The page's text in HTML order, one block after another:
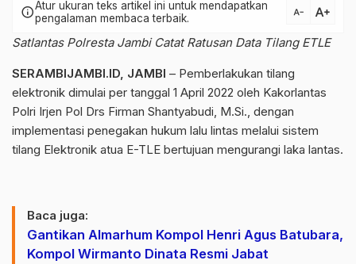
infoAtur ukuran teks artikel ini untuk mendapatkan
pengalaman membaca terbaik.
text_decrease text_increase
Satlantas Polresta Jambi Catat Ratusan Data Tilang ETLE
SERAMBIJAMBI.ID, JAMBI – Pemberlakukan tilang
elektronik dimulai per tanggal 1 April 2022 oleh Kakorlantas
Polri Irjen Pol Drs Firman Shantyabudi, M.Si., dengan
implementasi penegakan hukum lalu lintas melalui sistem
tilang Elektronik atua E-TLE bertujuan mengurangi laka lantas.
Baca juga:
Gantikan Almarhum Kompol Henri Agus Batubara,
Kompol Wirmanto Dinata Resmi Jabat